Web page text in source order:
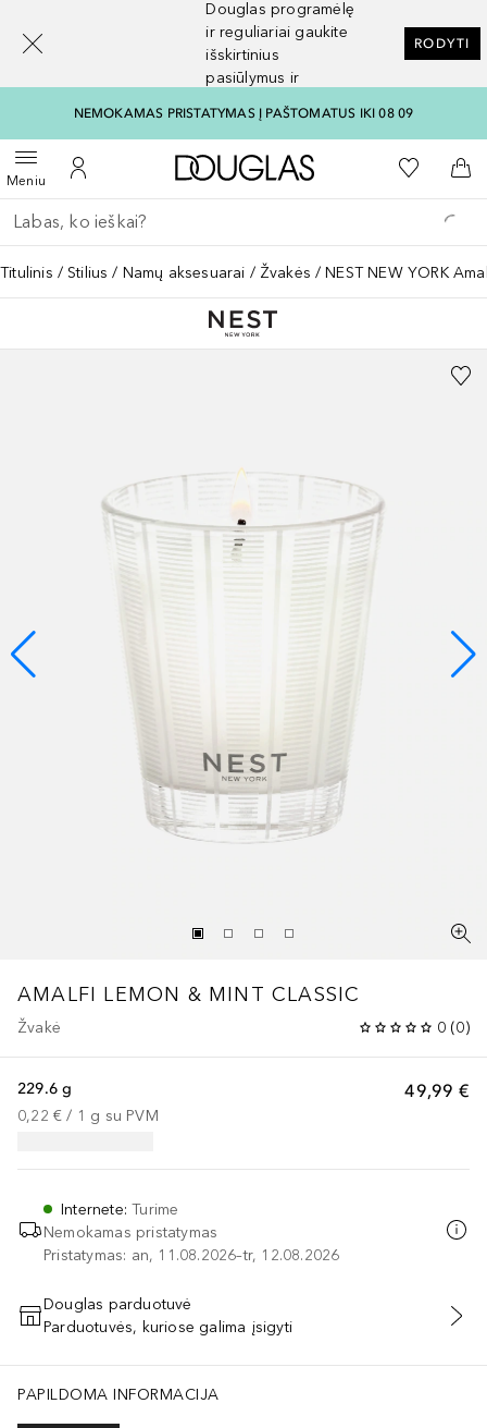
Douglas programėlę
ir reguliariai gaukite
išskirtinius
pasiūlymus ir
RODYTI
NEMOKAMAS PRISTATYMAS Į PAŠTOMATUS IKI 08 09
MeniuAtidaryti meniuĮ mano paskyrą
Į Douglas pagrindinį
Į mano
Į
Grįžk atgal
Vykdykite paiešką
Titulinis Stilius Namų aksesuarai Žvakės NEST NEW YORK
AMALFI LEMON & MINT CLASSIC
Žvakė 0 (0)
49,99 €
229.6 g
0,22 € / 1 g su PVM
Internete:Turime
Nemokamas pristatymas
Pristatymas: an, 11.08.2026–tr, 12.08.2026
PRIDĖTI Į KREPŠELĮ
Douglas parduotuvė
Parduotuvės, kuriose galima įsigyti
PAPILDOMA INFORMACIJA
[navigation.slideout.screenreader]